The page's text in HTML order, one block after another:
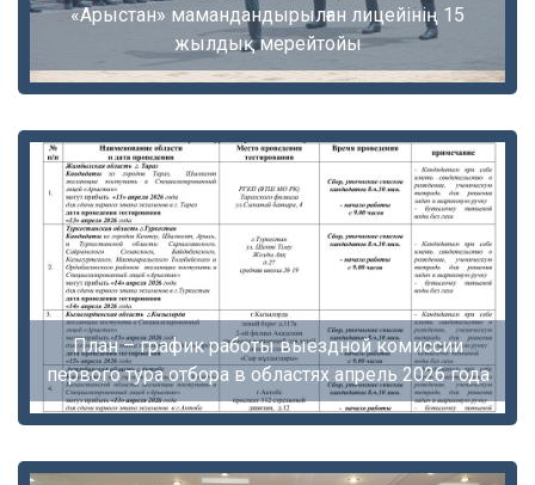
«Арыстан» мамандандырылған лицейінің 15
жылдық мерейтойы
План – график работы выездной комиссии
первого тура отбора в областях апрель 2026 года